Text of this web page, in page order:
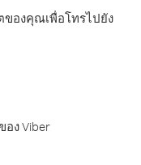
ของคุณเพื่อโทรไปยัง
ง Viber